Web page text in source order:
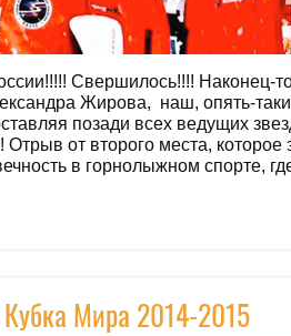
Свершилось!!!! Наконец-
Жирова, наш, опять-
позади всех ведущих
Отрыв от второго места,
в горнолыжном спорте,
Мира 2014-2015